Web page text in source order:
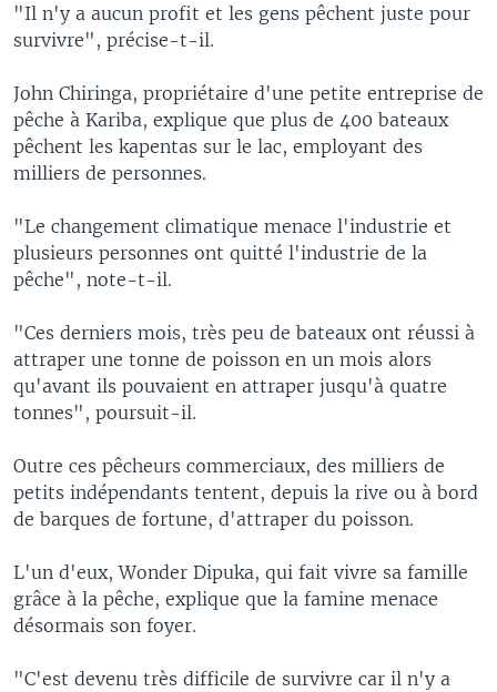
"Il n'y a aucun profit et les gens pêchent juste pour
survivre", précise-t-il.
John Chiringa, propriétaire d'une petite entreprise de
pêche à Kariba, explique que plus de 400 bateaux
pêchent les kapentas sur le lac, employant des
milliers de personnes.
"Le changement climatique menace l'industrie et
plusieurs personnes ont quitté l'industrie de la
pêche", note-t-il.
"Ces derniers mois, très peu de bateaux ont réussi à
attraper une tonne de poisson en un mois alors
qu'avant ils pouvaient en attraper jusqu'à quatre
tonnes", poursuit-il.
Outre ces pêcheurs commerciaux, des milliers de
petits indépendants tentent, depuis la rive ou à bord
de barques de fortune, d'attraper du poisson.
L'un d'eux, Wonder Dipuka, qui fait vivre sa famille
grâce à la pêche, explique que la famine menace
désormais son foyer.
"C'est devenu très difficile de survivre car il n'y a